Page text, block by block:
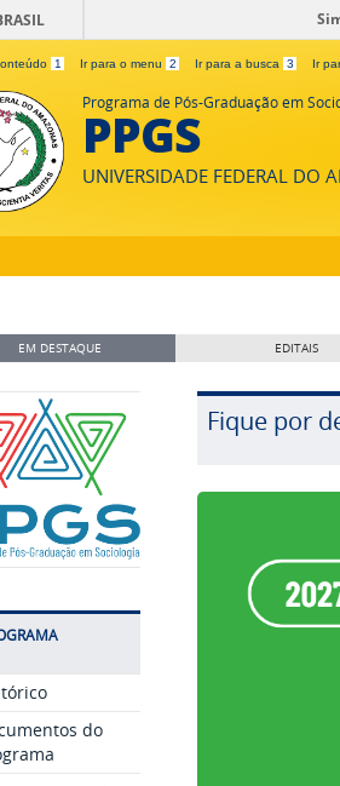
1 Ir para o menu 2 Ir para a busca 3 Ir
Programa de Pós-Graduação em
PPGS
UNIVERSIDADE FEDERAL DO
EM DESTAQUE EDITAIS
do
Fique por